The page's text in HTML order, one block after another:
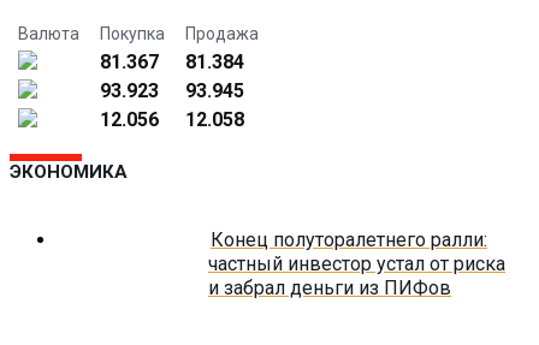
Валюта Покупка Продажа
81.367
81.384
93.923
93.945
12.056
12.058
ЭКОНОМИКА
Конец полуторалетнего ралли:
частный инвестор устал от риска
и забрал деньги из ПИФов